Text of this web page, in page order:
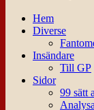
Hem
Diverse
Insändare
Till GP
Sidor
99 sätt